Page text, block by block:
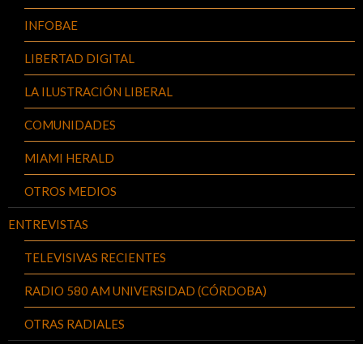
INFOBAE
LIBERTAD DIGITAL
LA ILUSTRACIÓN LIBERAL
COMUNIDADES
MIAMI HERALD
OTROS MEDIOS
ENTREVISTAS
TELEVISIVAS RECIENTES
RADIO 580 AM UNIVERSIDAD (CÓRDOBA)
OTRAS RADIALES